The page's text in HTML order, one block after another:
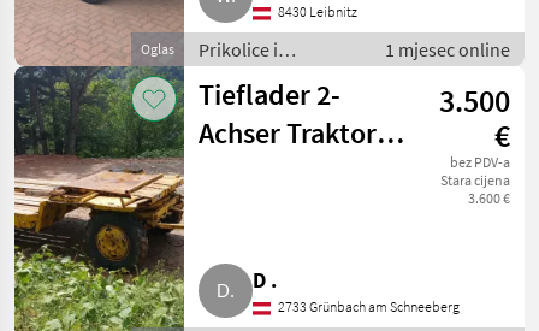
Oglas
8430 Leibnitz
Prikolice i
transportna vozila /
Niski utovarivači
1 mjesec online
Tieflader 2-
Achser Traktor-
3.500
€
bez PDV-a
Stara cijena
3.600 €
D .
2733 Grünbach am Schneeberg